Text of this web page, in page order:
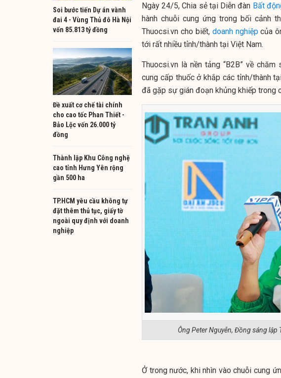
Soi bước tiến Dự án vành
đai 4 - Vùng Thủ đô Hà Nội
vốn 85.813 tỷ đồng
Đề xuất cơ chế tài chính
cho cao tốc Phan Thiết -
Bảo Lộc vốn 26.000 tỷ
đồng
Thành lập Khu Công nghệ
cao tỉnh Hưng Yên rộng
gần 500 ha
TP.HCM yêu cầu không tự
đặt thêm thủ tục, giấy tờ
ngoài quy định với doanh
nghiệp
Ngày 24/5, Chia sẻ tại Diễn đàn Bất
hành chuỗi cung ứng trong bối cảnh
Thuocsi.vn cho biết, doanh nghiệpcủa
tới rất nhiều tỉnh/thành tại Việt Nam.
Thuocsi.vn là nền tảng “B2B” về
cung cấp thuốc ở khắp các tỉnh/thành
đã gặp sự gián đoạn khủng khiếp trong
Ông Peter Nguyễn, Đồng sáng lập
Ở trong nước, khi nhìn vào chuỗi cung